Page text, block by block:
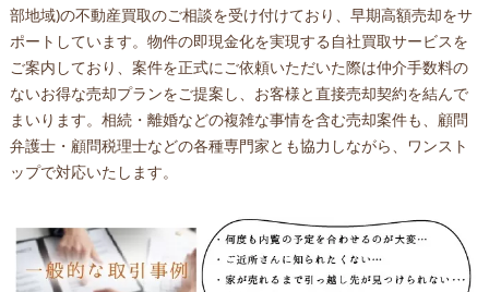
部地域)の不動産買取のご相談を受け付けており、早期高額売却をサ
ポートしています。物件の即現金化を実現する自社買取サービスを
ご案内しており、案件を正式にご依頼いただいた際は仲介手数料の
ないお得な売却プランをご提案し、お客様と直接売却契約を結んで
まいります。相続・離婚などの複雑な事情を含む売却案件も、顧問
弁護士・顧問税理士などの各種専門家とも協力しながら、ワンスト
ップで対応いたします。